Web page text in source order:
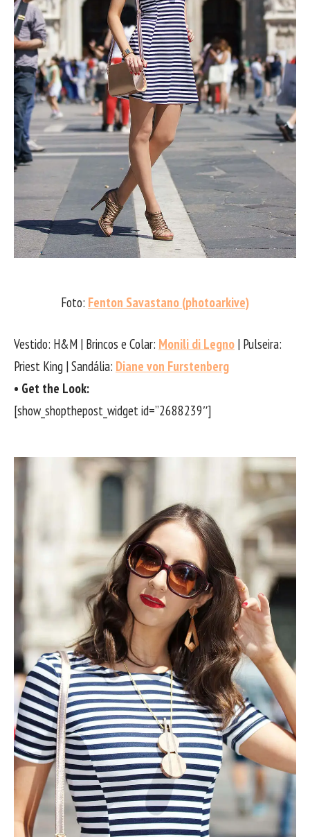
Foto: Fenton Savastano (photoarkive)
Vestido: H&M | Brincos e Colar: Monili di Legno | Pulseira:
Priest King | Sandália: Diane von Furstenberg
• Get the Look:
[show_shopthepost_widget id=”2688239″]